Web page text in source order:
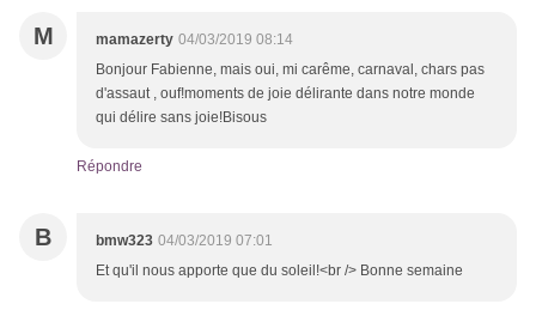
M mamazerty 04/03/2019 08:14
Bonjour Fabienne, mais oui, mi carême, carnaval, chars pas
d'assaut , ouf!moments de joie délirante dans notre monde
qui délire sans joie!Bisous
Répondre
B bmw323 04/03/2019 07:01
Et qu'il nous apporte que du soleil!<br /> Bonne semaine